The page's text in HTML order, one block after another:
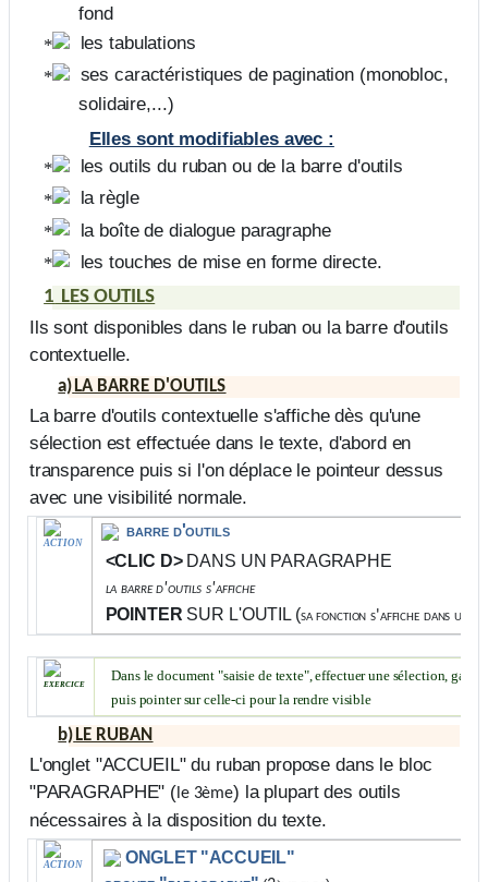
fond
les tabulations
ses caractéristiques de pagination (monobloc,
solidaire,...)
Elles sont modifiables avec :
les outils du ruban ou de la barre d'outils
la règle
la boîte de dialogue paragraphe
les touches de mise en forme directe.
1 LES OUTILS
Ils sont disponibles dans le ruban ou la barre d'outils
contextuelle.
a) LA BARRE D'OUTILS
La barre d'outils contextuelle s'affiche dès qu'une
sélection est effectuée dans le texte, d'abord en
transparence puis si l'on déplace le pointeur dessus
avec une visibilité normale.
ACTION
barre d'outils
<CLIC D> DANS UN PARAGRAPHE
la barre d'outils s'affiche
POINTER SUR L'OUTIL (sa fonction s'affiche dans une
exercice
Dans le document "saisie de texte", effectuer une sélection,
puis pointer sur celle-ci pour la rendre visible
b) LE RUBAN
L'onglet "ACCUEIL" du ruban propose dans le bloc
"PARAGRAPHE" ( le 3ème) la plupart des outils
nécessaires à la disposition du texte.
ACTION
ONGLET "ACCUEIL"